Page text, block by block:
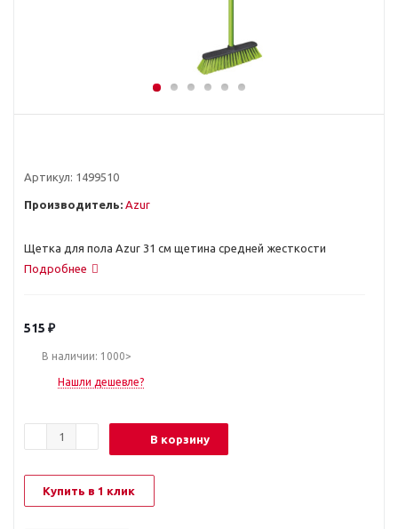
Артикул: 1499510
Производитель: Azur
Щетка для пола Azur 31 см щетина средней жесткости
Подробнее
515 ₽
В наличии: 1000>
Нашли дешевле?
В корзину
Купить в 1 клик